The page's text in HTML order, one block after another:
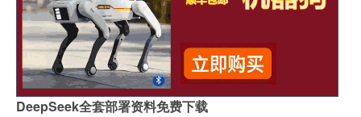
DeepSeek全套部署资料免费下载